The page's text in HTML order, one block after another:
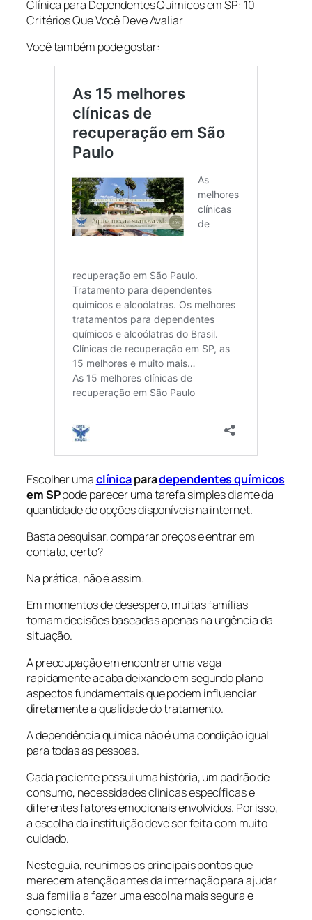
Clínica para Dependentes Químicos em SP: 10
Critérios Que Você Deve Avaliar
Você também pode gostar:
Escolher umaclínicaparadependentes químicos
em SPpode parecer uma tarefa simples diante da
quantidade de opções disponíveis na internet.
Basta pesquisar, comparar preços e entrar em
contato, certo?
Na prática, não é assim.
Em momentos de desespero, muitas famílias
tomam decisões baseadas apenas na urgência da
situação.
A preocupação em encontrar uma vaga
rapidamente acaba deixando em segundo plano
aspectos fundamentais que podem influenciar
diretamente a qualidade do tratamento.
A dependência química não é uma condição igual
para todas as pessoas.
Cada paciente possui uma história, um padrão de
consumo, necessidades clínicas específicas e
diferentes fatores emocionais envolvidos. Por isso,
a escolha da instituição deve ser feita com muito
cuidado.
Neste guia, reunimos os principais pontos que
merecem atenção antes da internação para ajudar
sua família a fazer uma escolha mais segura e
consciente.